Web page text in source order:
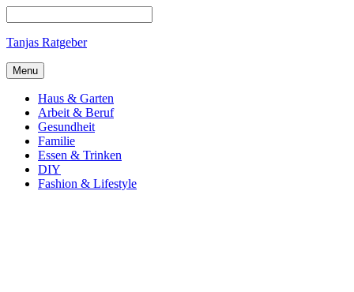
Tanjas Ratgeber
Menu
Haus & Garten
Arbeit & Beruf
Gesundheit
Familie
Essen & Trinken
DIY
Fashion & Lifestyle